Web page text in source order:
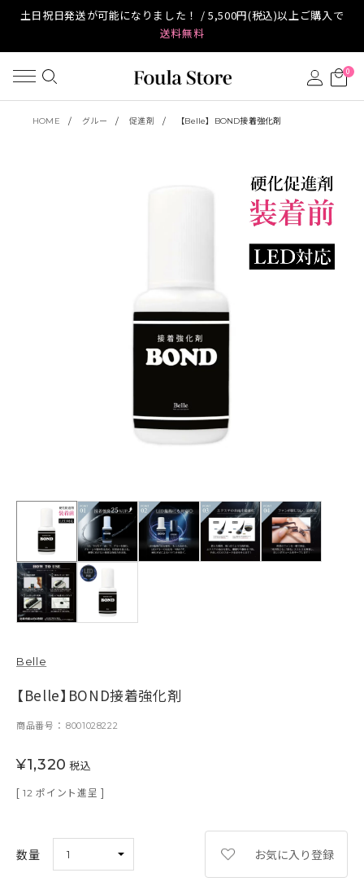
土日祝日発送が可能になりました！ / 5,500円(税込)以上ご購入で
送料無料
0
HOME グルー 促進剤 【Belle】BOND接着強化剤
Belle
【Belle】BOND接着強化剤
商品番号 8001028222
¥1,320 税込
[ 12 ポイント進呈 ]
お気に入り登録